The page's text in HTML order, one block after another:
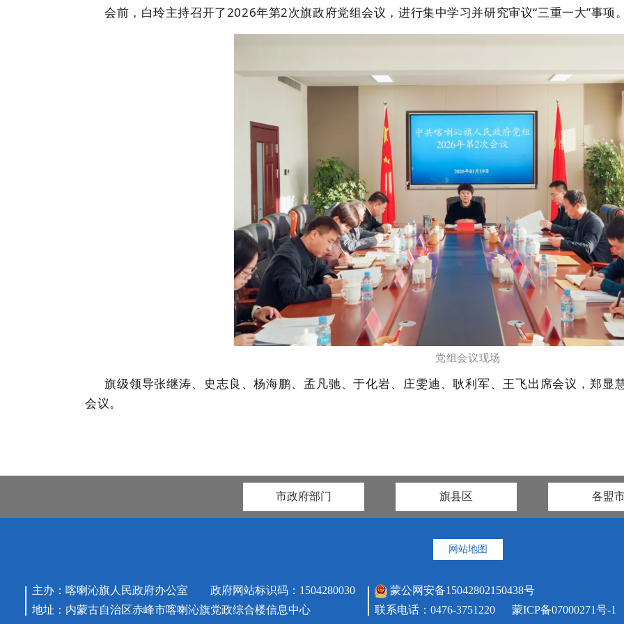
会前，白玲主持召开了2026年第2次旗政府党组会议，进行集中学习并研究审议“三重一大”事项
党组会议现场
旗级领导张继涛、史志良、杨海鹏、孟凡驰、于化岩、庄雯迪、耿利军、王飞出席会议，郑显
会议。
市政府部门 旗县区 各盟
网站地图
主办：喀喇沁旗人民政府办公室 政府网站标识码：1504280030
地址：内蒙古自治区赤峰市喀喇沁旗党政综合楼信息中心
蒙公网安备15042802150438号
联系电话：0476-3751220 蒙ICP备07000271号-1